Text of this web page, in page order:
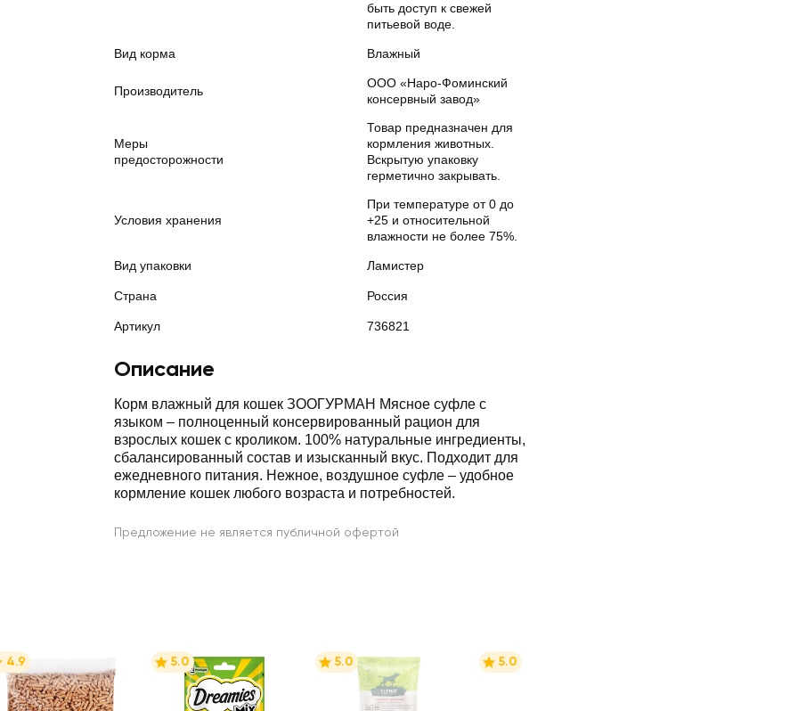
быть доступ к свежей
питьевой воде.
Вид корма Влажный
Производитель
ООО «Наро-Фоминский
консервный завод»
Меры
предосторожности
Товар предназначен для
кормления животных.
Вскрытую упаковку
герметично закрывать.
Условия хранения
При температуре от 0 до
+25 и относительной
влажности не более 75%.
Вид упаковки Ламистер
Страна Россия
Артикул 736821
Описание
Корм влажный для кошек ЗООГУРМАН Мясное суфле с
языком – полноценный консервированный рацион для
взрослых кошек с кроликом. 100% натуральные ингредиенты,
сбалансированный состав и изысканный вкус. Подходит для
ежедневного питания. Нежное, воздушное суфле – удобное
кормление кошек любого возраста и потребностей.
Предложение не является публичной офертой
4.9 5.0 5.0 5.0